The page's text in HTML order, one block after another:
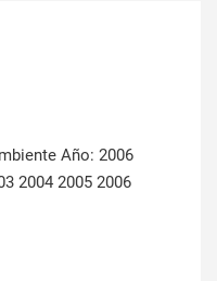
Año: 2006
2004 2005 2006